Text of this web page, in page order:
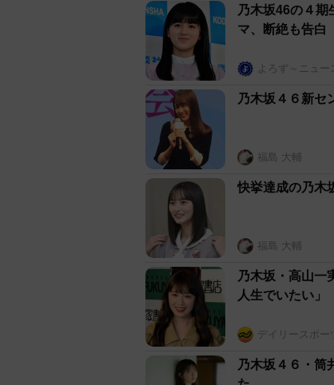
乃木坂46の４
マ、断絶も告白
よろず～ニュー
乃木坂４６新セ
福島 大輔
快挙達成の乃木
福島 大輔
乃木坂・高山
人生でいたい」
デイリースポー
乃木坂４６・